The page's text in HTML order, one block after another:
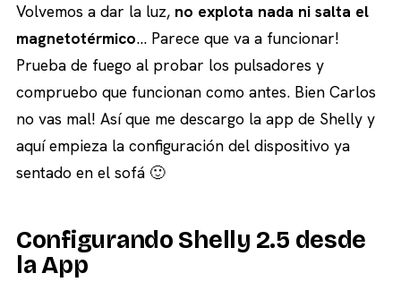
Volvemos a dar la luz, no explota nada ni salta el
magnetotérmico… Parece que va a funcionar!
Prueba de fuego al probar los pulsadores y
compruebo que funcionan como antes. Bien Carlos
no vas mal! Así que me descargo la app de Shelly y
aquí empieza la configuración del dispositivo ya
sentado en el sofá 🙂
Configurando Shelly 2.5 desde
la App